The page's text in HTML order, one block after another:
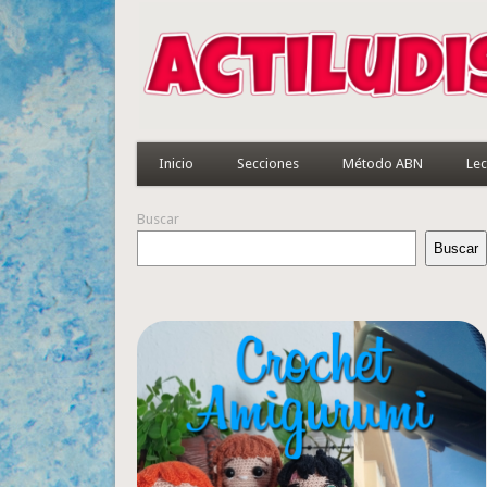
Inicio Secciones Método ABN
Buscar
Buscar